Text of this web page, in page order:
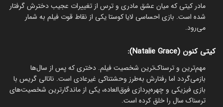
مادر کیتی که میان عشق مادری و ترس از تغییرات عجیب دخترش گرفتار
شده است. بازی احساسی لایا کوستا یکی از نقاط قوت فیلم به شمار
می‌رود.
کیتی کنون (Natalie Grace):
مهم‌ترین و ترسناک‌ترین شخصیت فیلم. دختری که پس از سال‌ها
بازمی‌گردد اما رفتارش به‌طرز وحشتناکی غیرعادی است. ناتالی گریس با
بازی فیزیکی و چهره‌پردازی فوق‌العاده، یکی از ماندگارترین شخصیت‌های
ترسناک سال را خلق کرده است.